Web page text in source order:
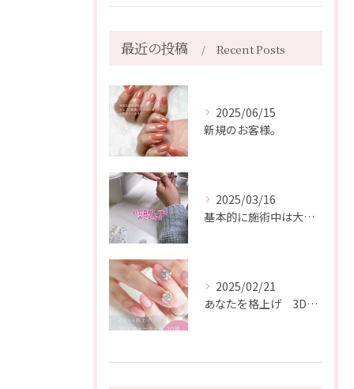
最近の投稿 Recent Posts
2025/06/15
新規のお客様。
2025/03/16
基本的に施術中は大爆笑しています😂
2025/02/21
あなたを格上げ 3Dビジューネイル10選